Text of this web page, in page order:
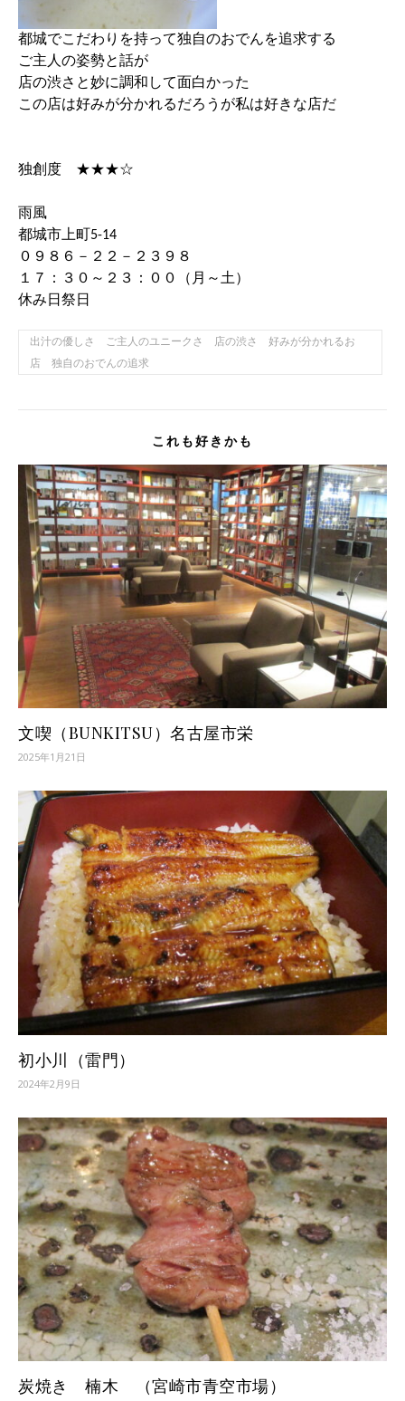
都城でこだわりを持って独自のおでんを追求する
ご主人の姿勢と話が
店の渋さと妙に調和して面白かった
この店は好みが分かれるだろうが私は好きな店だ
独創度 ★★★☆
雨風
都城市上町5-14
０９８６－２２－２３９８
１７：３０～２３：００（月～土）
休み日祭日
出汁の優しさ ご主人のユニークさ 店の渋さ 好みが分かれるお
店 独自のおでんの追求
これも好きかも
文喫（BUNKITSU）名古屋市栄
2025年1月21日
初小川（雷門）
2024年2月9日
炭焼き 楠木 （宮崎市青空市場）